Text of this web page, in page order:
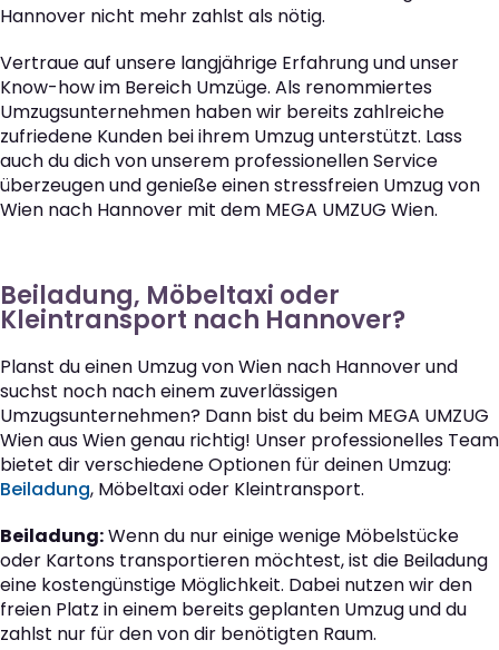
Hannover nicht mehr zahlst als nötig.
Vertraue auf unsere langjährige Erfahrung und unser
Know-how im Bereich Umzüge. Als renommiertes
Umzugsunternehmen haben wir bereits zahlreiche
zufriedene Kunden bei ihrem Umzug unterstützt. Lass
auch du dich von unserem professionellen Service
überzeugen und genieße einen stressfreien Umzug von
Wien nach Hannover mit dem MEGA UMZUG Wien.
Beiladung, Möbeltaxi oder
Kleintransport nach Hannover?
Planst du einen Umzug von Wien nach Hannover und
suchst noch nach einem zuverlässigen
Umzugsunternehmen? Dann bist du beim MEGA UMZUG
Wien aus Wien genau richtig! Unser professionelles Team
bietet dir verschiedene Optionen für deinen Umzug:
Beiladung, Möbeltaxi oder Kleintransport.
Beiladung:Wenn du nur einige wenige Möbelstücke
oder Kartons transportieren möchtest, ist die Beiladung
eine kostengünstige Möglichkeit. Dabei nutzen wir den
freien Platz in einem bereits geplanten Umzug und du
zahlst nur für den von dir benötigten Raum.